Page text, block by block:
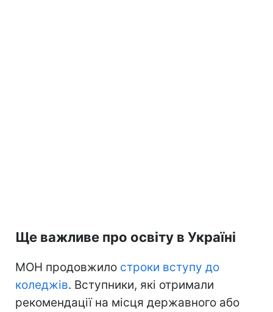
Ще важливе про освіту в Україні
МОН продовжило строки вступу до
коледжів. Вступники, які отримали
рекомендації на місця державного або